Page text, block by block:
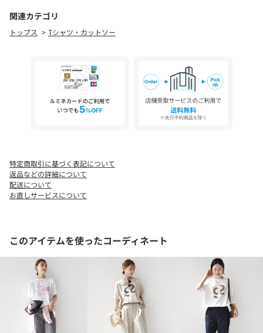
■お問い合わせ品番：312-32-1012
【+81BRANCA】(ハチイチブランカ)
イルを提案します。
-------------------------------------
光沢感：無
ポケット：無
水洗い：可
-------------------------------------
※【着丈】こちらの商品は肩から一番高い位置より計測しており
ます。予めご留意ください。
※他の洗濯物と一緒に洗ったり、他の衣類と重ねて保存すると、
色移りすることがありますのでご注意ください。
※洗うと多少縮みますのでご注意ください。
※濃色品は着用中の摩擦や汗により他の物に色移りすることがあ
りますので、ご注意ください。
※濡れたまま放置しないでください。
関連カテゴリ
トップス Tシャツ・カットソー
特定商取引に基づく表記について
返品などの詳細について
配送について
お直しサービスについて
このアイテムを使ったコーディネート